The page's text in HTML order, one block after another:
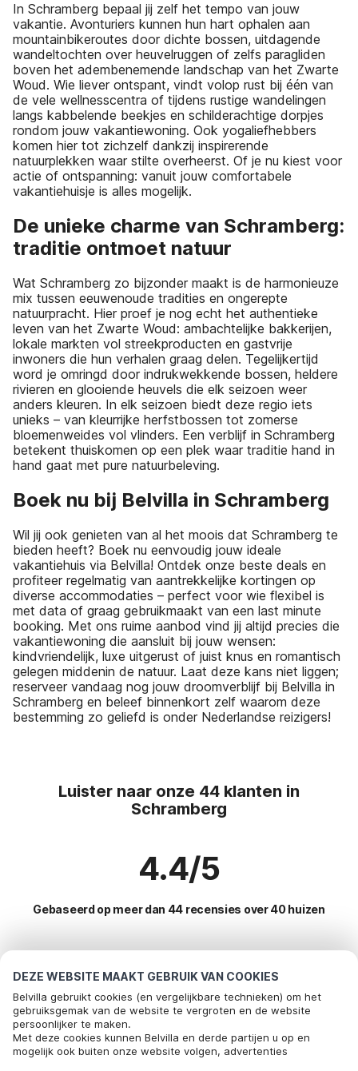
DEZE WEBSITE MAAKT GEBRUIK VAN COOKIES
Belvilla gebruikt cookies (en vergelijkbare technieken) om het
gebruiksgemak van de website te vergroten en de website
persoonlijker te maken.
Met deze cookies kunnen Belvilla en derde partijen u op en
mogelijk ook buiten onze website volgen, advertenties
In Schramberg bepaal jij zelf het tempo van jouw
vakantie. Avonturiers kunnen hun hart ophalen aan
mountainbikeroutes door dichte bossen, uitdagende
wandeltochten over heuvelruggen of zelfs paragliden
boven het adembenemende landschap van het Zwarte
Woud. Wie liever ontspant, vindt volop rust bij één van
de vele wellnesscentra of tijdens rustige wandelingen
langs kabbelende beekjes en schilderachtige dorpjes
rondom jouw vakantiewoning. Ook yogaliefhebbers
komen hier tot zichzelf dankzij inspirerende
natuurplekken waar stilte overheerst. Of je nu kiest voor
actie of ontspanning: vanuit jouw comfortabele
vakantiehuisje is alles mogelijk.
De unieke charme van Schramberg:
traditie ontmoet natuur
Wat Schramberg zo bijzonder maakt is de harmonieuze
mix tussen eeuwenoude tradities en ongerepte
natuurpracht. Hier proef je nog echt het authentieke
leven van het Zwarte Woud: ambachtelijke bakkerijen,
lokale markten vol streekproducten en gastvrije
inwoners die hun verhalen graag delen. Tegelijkertijd
word je omringd door indrukwekkende bossen, heldere
rivieren en glooiende heuvels die elk seizoen weer
anders kleuren. In elk seizoen biedt deze regio iets
unieks – van kleurrijke herfstbossen tot zomerse
bloemenweides vol vlinders. Een verblijf in Schramberg
betekent thuiskomen op een plek waar traditie hand in
hand gaat met pure natuurbeleving.
Boek nu bij Belvilla in Schramberg
Wil jij ook genieten van al het moois dat Schramberg te
bieden heeft? Boek nu eenvoudig jouw ideale
vakantiehuis via Belvilla! Ontdek onze beste deals en
profiteer regelmatig van aantrekkelijke kortingen op
diverse accommodaties – perfect voor wie flexibel is
met data of graag gebruikmaakt van een last minute
booking. Met ons ruime aanbod vind jij altijd precies die
vakantiewoning die aansluit bij jouw wensen:
kindvriendelijk, luxe uitgerust of juist knus en romantisch
gelegen middenin de natuur. Laat deze kans niet liggen;
reserveer vandaag nog jouw droomverblijf bij Belvilla in
Schramberg en beleef binnenkort zelf waarom deze
bestemming zo geliefd is onder Nederlandse reizigers!
Luister naar onze 44 klanten in
Schramberg
4.4/5
Gebaseerd op meer dan 44 recensies over 40 huizen
Meest populaire bestemmingen voor
vakantie
Top steden met top voorzieningen voor vakantie
Kindvriendelijke vakantiehuizen furtwangen-im-schwarzwald
Populaire voorzieningen voor vakantie in Schramberg